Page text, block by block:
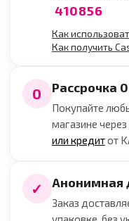
410856
Как
Как получить
0 Рассрочка
Покупайте
магазине через
или кредитот
✓ Анонимная
Заказ